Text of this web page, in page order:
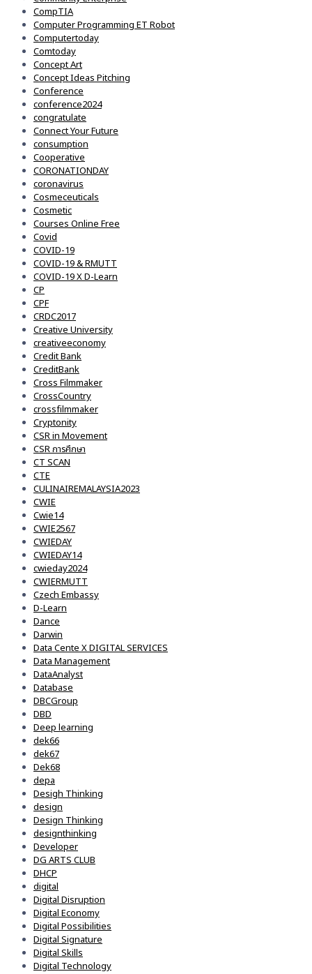
CompTIA
Computer Programming ET Robot
Computertoday
Comtoday
Concept Art
Concept Ideas Pitching
Conference
conference2024
congratulate
Connect Your Future
consumption
Cooperative
CORONATIONDAY
coronavirus
Cosmeceuticals
Cosmetic
Courses Online Free
Covid
COVID-19
COVID-19 & RMUTT
COVID-19 X D-Learn
CP
CPF
CRDC2017
Creative University
creativeeconomy
Credit Bank
CreditBank
Cross Filmmaker
CrossCountry
crossfilmmaker
Cryptonity
CSR in Movement
CSR การศึกษา
CT SCAN
CTE
CULINAIREMALAYSIA2023
CWIE
Cwie14
CWIE2567
CWIEDAY
CWIEDAY14
cwieday2024
CWIERMUTT
Czech Embassy
D-Learn
Dance
Darwin
Data Cente X DIGITAL SERVICES
Data Management
DataAnalyst
Database
DBCGroup
DBD
Deep learning
dek66
dek67
Dek68
depa
Desigh Thinking
design
Design Thinking
designthinking
Developer
DG ARTS CLUB
DHCP
digital
Digital Disruption
Digital Economy
Digital Possibilities
Digital Signature
Digital Skills
Digital Technology